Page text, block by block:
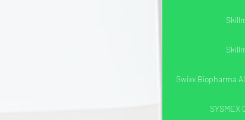
Swixx Biopharma
SYSMEX